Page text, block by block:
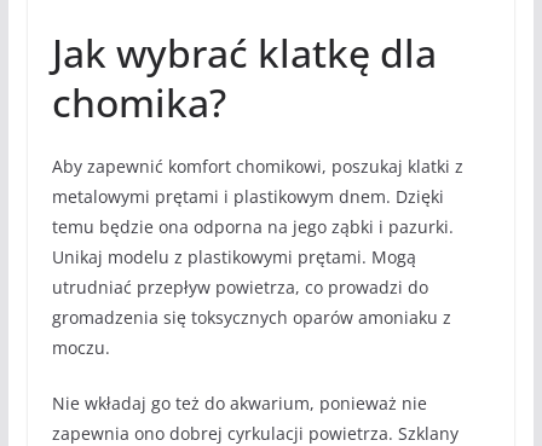
Jak wybrać klatkę dla
chomika?
Aby zapewnić komfort chomikowi, poszukaj klatki z
metalowymi prętami i plastikowym dnem. Dzięki
temu będzie ona odporna na jego ząbki i pazurki.
Unikaj modelu z plastikowymi prętami. Mogą
utrudniać przepływ powietrza, co prowadzi do
gromadzenia się toksycznych oparów amoniaku z
moczu.
Nie wkładaj go też do akwarium, ponieważ nie
zapewnia ono dobrej cyrkulacji powietrza. Szklany